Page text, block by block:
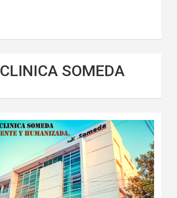
CLINICA SOMEDA